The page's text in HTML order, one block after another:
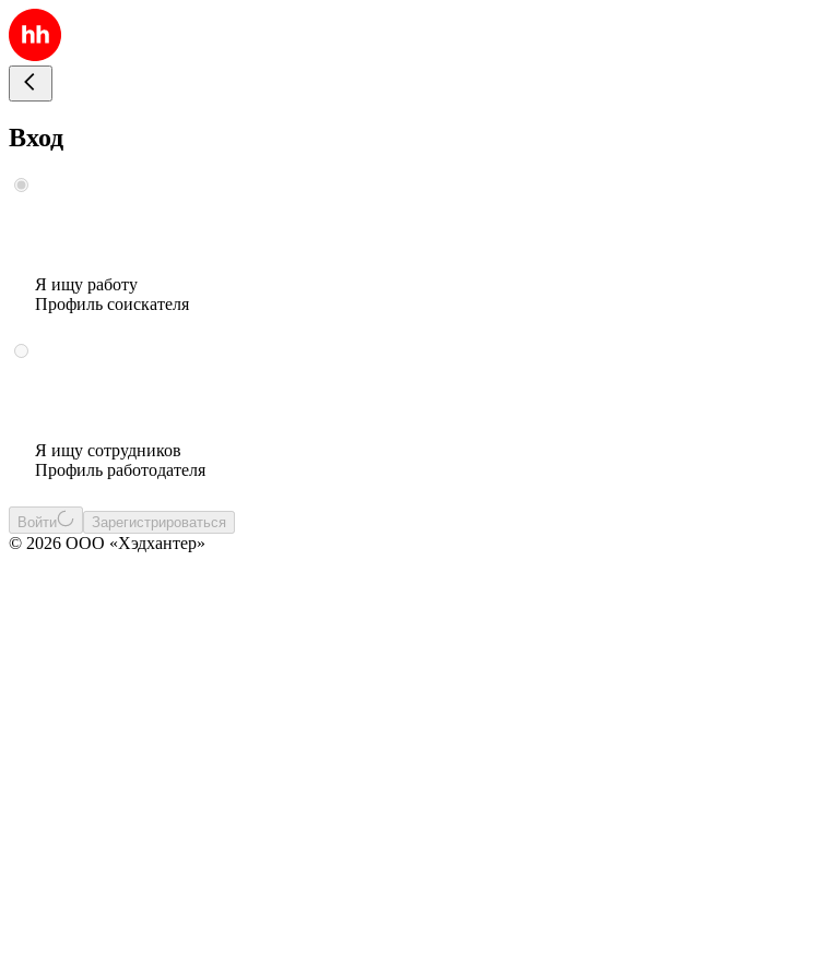
Вход
Я ищу работу
Профиль соискателя
Я ищу сотрудников
Профиль работодателя
Войти Зарегистрироваться
© 2026 ООО «Хэдхантер»